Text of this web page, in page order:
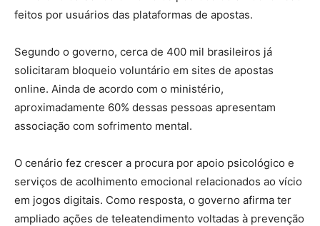
feitos por usuários das plataformas de apostas.
Segundo o governo, cerca de 400 mil brasileiros já
solicitaram bloqueio voluntário em sites de apostas
online. Ainda de acordo com o ministério,
aproximadamente 60% dessas pessoas apresentam
associação com sofrimento mental.
O cenário fez crescer a procura por apoio psicológico e
serviços de acolhimento emocional relacionados ao vício
em jogos digitais. Como resposta, o governo afirma ter
ampliado ações de teleatendimento voltadas à prevenção